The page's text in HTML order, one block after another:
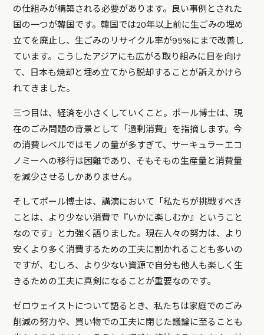
の仕組みが構築される必要があります。良い事例とされた
国の一つが韓国です。韓国では20年以上前に生ごみの埋め
立てを廃止し、生ごみのリサイクル率が95%にまで改善し
ています。こうしたアジアにも広がる取り組みに目を向け
て、日本も焼却と埋め立てから脱却することが訴えかけら
れてきました。
三つ目は、経済を小さくしていくこと。ポール博士は、現
在のごみ問題の背景として「過剰消費」を指摘します。今
の消費レベルではモノの量が多すぎて、サーキュラーエコ
ノミーへの移行は困難であり、そもそもの生産量と消費量
を減少させるしかありません。
そしてポール博士は、講演において「私たちが挑戦すべき
ことは、より少ない消費で『いかに楽しむか』ということ
なのです」と力強く語りました。現在人々の努力は、より
安くより多く消費するための工夫に割かれることも多いの
ですが、むしろ、より少ない資源で自分も他人も楽しく生
きるための工夫に真剣になることが重要なのです。
ゼロウェイストについて語るとき、私たちは家庭でのごみ
削減の努力や、買い物での工夫に閉じた議論に至ることも